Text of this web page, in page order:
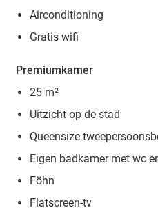
Airconditioning
Gratis wifi
Premiumkamer
25 m²
Uitzicht op de stad
Queensize
Eigen badkamer met wc
Föhn
Flatscreen-tv